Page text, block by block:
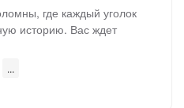
где каждый уголок
историю. Вас ждет